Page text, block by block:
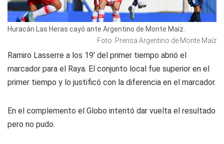
Huracán Las Heras cayó ante Argentino de Monte Maíz.
Foto: Prensa Argentino de Monte Maíz
Ramiro Lasserre a los 19' del primer tiempo abrió el
marcador para el Raya. El conjunto local fue superior en el
primer tiempo y lo justificó con la diferencia en el marcador.
En el complemento el Globo intentó dar vuelta el resultado
pero no pudo.